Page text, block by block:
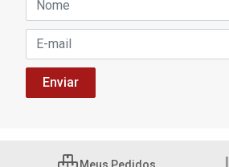
Meus Pedidos